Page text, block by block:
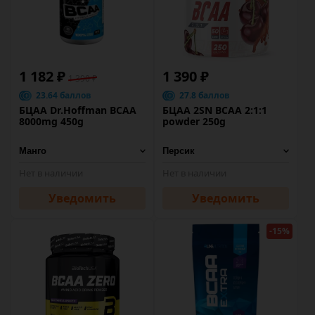
1 182 ₽ 1 390 ₽
23.64 баллов
БЦАА Dr.Hoffman BCAA
8000mg 450g
Уведомить
1 390 ₽
27.8 баллов
БЦАА 2SN BCAA 2:1:1
powder 250g
Уведомить
-15%